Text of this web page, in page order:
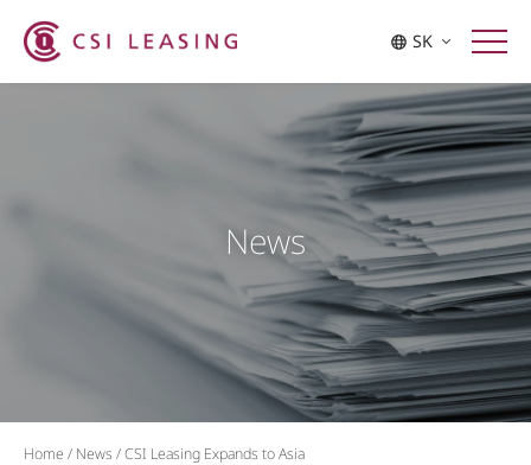
SK
News
Home / News/CSI Leasing Expands to Asia